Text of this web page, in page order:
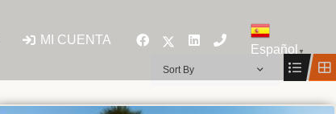
MI CUENTA
Español ▼
Sort By